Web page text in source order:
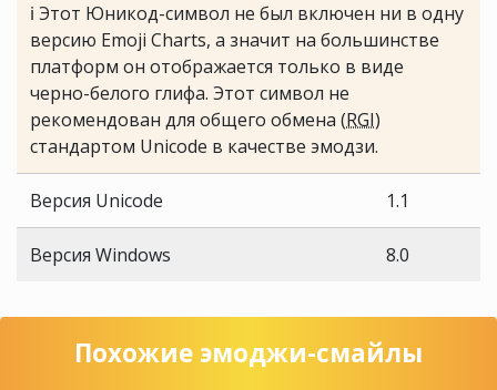
ℹ Этот Юникод-символ не был включен ни в одну
версию Emoji Charts, а значит на большинстве
платформ он отображается только в виде
черно-белого глифа. Этот символ не
рекомендован для общего обмена (RGI)
стандартом Unicode в качестве эмодзи.
Версия Unicode 1.1
Версия Windows 8.0
Похожие эмоджи-смайлы